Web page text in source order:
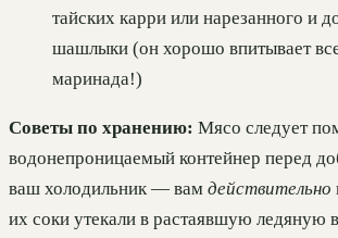
тайских карри или нарезанного и
шашлыки (он хорошо впитывает
маринада!)
Советы по хранению: Мясо следует
водонепроницаемый контейнер перед
ваш холодильник — вам действительно
их соки утекали в растаявшую ледяную